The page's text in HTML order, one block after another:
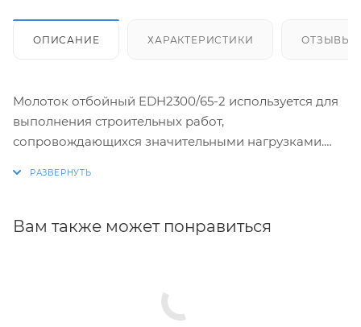
ОПИСАНИЕ ХАРАКТЕРИСТИКИ ОТЗЫВЫ
Молоток отбойный EDH2300/65-2 используется для
выполнения строительных работ,
сопровождающихся значительными нагрузками.
штробления бетона, демонтажа кирпично-
Вам также может понравиться